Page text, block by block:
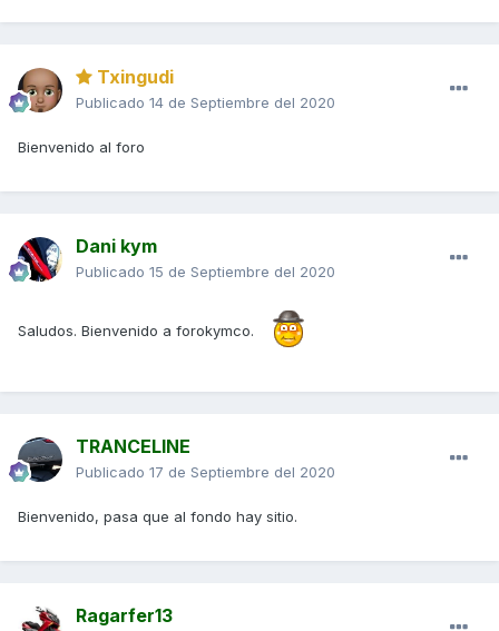
Txingudi
Publicado 14 de Septiembre del 2020
Bienvenido al foro
Dani kym
Publicado 15 de Septiembre del 2020
Saludos. Bienvenido a forokymco.
TRANCELINE
Publicado 17 de Septiembre del 2020
Bienvenido, pasa que al fondo hay sitio.
Ragarfer13